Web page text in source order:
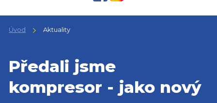
Úvod Aktuality
Předali jsme
kompresor - jako nový